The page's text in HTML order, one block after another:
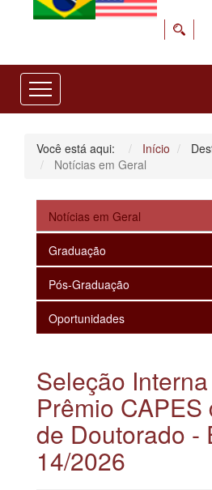
Você está aqui: Início
Notícias em Geral
Notícias em Geral
Graduação
Pós-Graduação
Oportunidades
Seleção
Prêmio CAPES
de Doutorado -
14/2026